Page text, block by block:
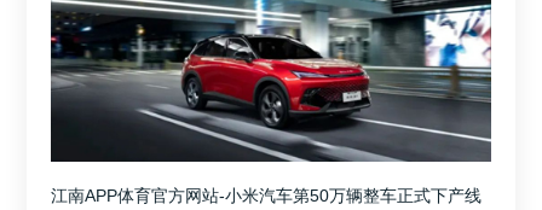
江南APP体育官方网站-小米汽车第50万辆整车正式下产线